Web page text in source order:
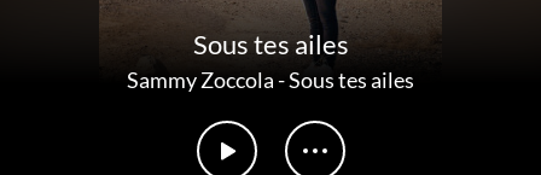
Sous tes ailes
Sammy Zoccola-Sous tes ailes